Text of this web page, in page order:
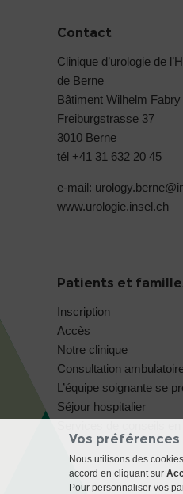
Contact
Clinique d’urologie de
de Berne
Bâtiment Wilhelm Fabry
Freiburgstrasse 37
3010 Berne
tél +41 31 632 20 45
e-mail: urology.berne@
www.urologie.insel.ch
Patients et
Inscription
Accès
Notre clinique
Consultation
L’équipe soignante se
Séjour hospitalier
Vos
Nous utilisons des
accord en cliquant sur
Pour personnaliser vos